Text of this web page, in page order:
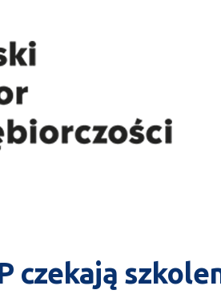
czekają